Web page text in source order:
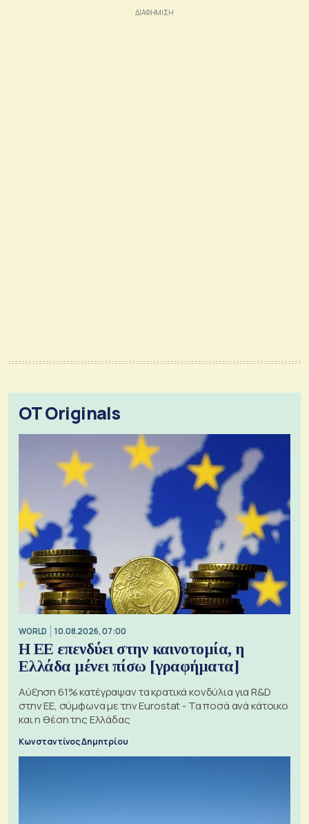
OT Originals
WORLD 10.08.2026, 07:00
Η ΕΕ επενδύει στην καινοτομία, η
Ελλάδα μένει πίσω [γραφήματα]
Αύξηση 61% κατέγραψαν τα κρατικά κονδύλια για R&D
στην ΕΕ, σύμφωνα με την Eurostat - Τα ποσά ανά κάτοικο
και η θέση της Ελλάδας
Κωνσταντίνος Δημητρίου